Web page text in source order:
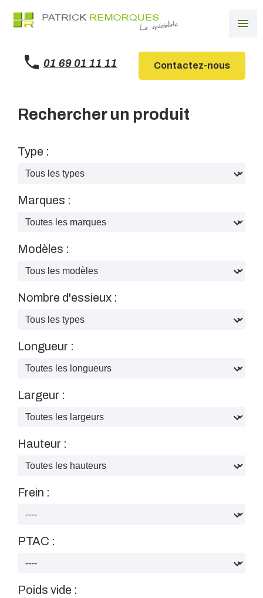
menu
01 69 01 11 11 Contactez-nous
Rechercher un produit
Type :
Marques :
Modèles :
Nombre d'essieux :
Longueur :
Largeur :
Hauteur :
Frein :
PTAC :
Poids vide :